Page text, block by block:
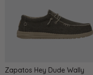
Zapatos Hey Dude Wally